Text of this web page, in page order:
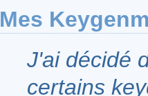
Mes
J'ai décidé
certains